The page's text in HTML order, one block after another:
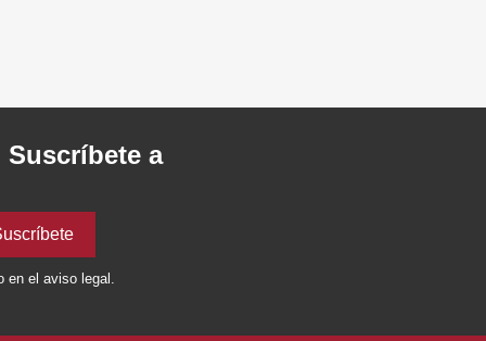
Suscríbete a
en el aviso legal.